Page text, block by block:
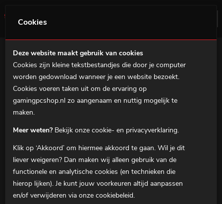
Cookies
Deze website maakt gebruik van cookies
Cookies zijn kleine tekstbestandjes die door je computer
worden gedownload wanneer je een website bezoekt.
Cookies voeren taken uit om de ervaring op
gamingpcshop.nl zo aangenaam en nuttig mogelijk te
maken.
Meer weten? Bekijk onze cookie- en privacyverklaring.
Klik op ‘Akkoord’ om hiermee akkoord te gaan. Wil je dit
liever weigeren? Dan maken wij alleen gebruik van de
functionele en analytische cookies (en technieken die
hierop lijken). Je kunt jouw voorkeuren altijd aanpassen
en/of verwijderen via onze cookiebeleid.
Home
Gaming PC's
MSI Prebuilds
Over ons
Klantenservice
Winkelmandje
Veelgestelde
vragen
Stel hier je vraag
Stel hieronder je vraag. Mocht je
geen antwoord vinden op je
vraag, blader dan tussen de
categorieën of neemcontact
met ons op.